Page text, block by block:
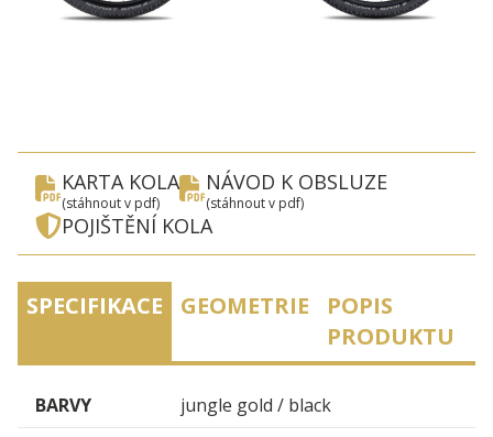
KARTA KOLA
(stáhnout v pdf)
NÁVOD K OBSLUZE
(stáhnout v pdf)
POJIŠTĚNÍ KOLA
SPECIFIKACE GEOMETRIE
POPIS
PRODUKTU
BARVY jungle gold / black